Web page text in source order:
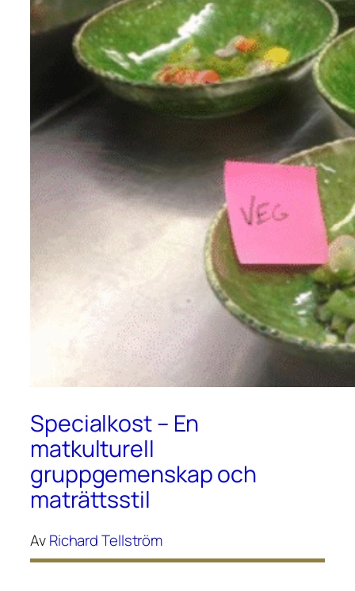
Specialkost – En
matkulturell
gruppgemenskap och
maträttsstil
AvRichard Tellström